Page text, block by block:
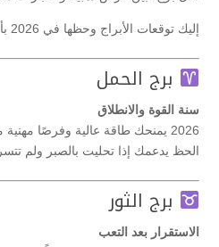
إليك توقعات الأبراج وحظها في 2026 بأسلوب واضح ومختصر.
برج الحمل
سنة القوة والانطلاق
2026 يمنحك طاقة عالية وفرصًا مهنية مفاجئة.
الحظ يدعمك إذا تحليت بالصبر ولم
برج الثور
الاستقرار بعد التعب